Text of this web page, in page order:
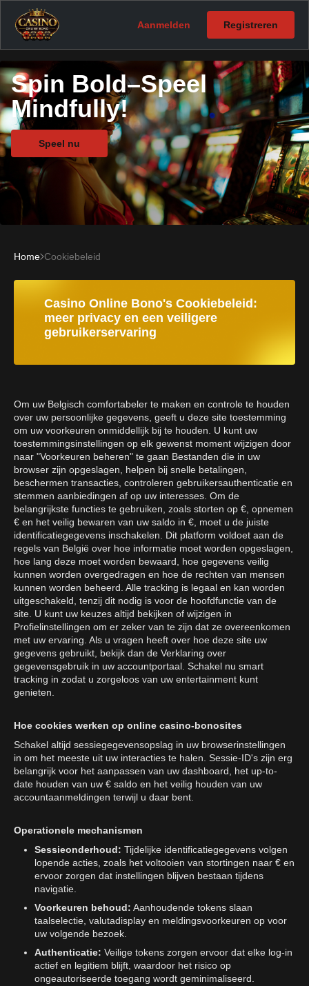
Aanmelden Registreren
Spin Bold–Speel
Mindfully!
Speel nu
Home Cookiebeleid
Casino Online Bono's Cookiebeleid:
meer privacy en een veiligere
gebruikerservaring
Om uw Belgisch comfortabeler te maken en controle te houden
over uw persoonlijke gegevens, geeft u deze site toestemming
om uw voorkeuren onmiddellijk bij te houden. U kunt uw
toestemmingsinstellingen op elk gewenst moment wijzigen door
naar "Voorkeuren beheren" te gaan Bestanden die in uw
browser zijn opgeslagen, helpen bij snelle betalingen,
beschermen transacties, controleren gebruikersauthenticatie en
stemmen aanbiedingen af op uw interesses. Om de
belangrijkste functies te gebruiken, zoals storten op €, opnemen
€ en het veilig bewaren van uw saldo in €, moet u de juiste
identificatiegegevens inschakelen. Dit platform voldoet aan de
regels van België over hoe informatie moet worden opgeslagen,
hoe lang deze moet worden bewaard, hoe gegevens veilig
kunnen worden overgedragen en hoe de rechten van mensen
kunnen worden beheerd. Alle tracking is legaal en kan worden
uitgeschakeld, tenzij dit nodig is voor de hoofdfunctie van de
site. U kunt uw keuzes altijd bekijken of wijzigen in
Profielinstellingen om er zeker van te zijn dat ze overeenkomen
met uw ervaring. Als u vragen heeft over hoe deze site uw
gegevens gebruikt, bekijk dan de Verklaring over
gegevensgebruik in uw accountportaal. Schakel nu smart
tracking in zodat u zorgeloos van uw entertainment kunt
genieten.
Hoe cookies werken op online casino-bonosites
Schakel altijd sessiegegevensopslag in uw browserinstellingen
in om het meeste uit uw interacties te halen. Sessie-ID's zijn erg
belangrijk voor het aanpassen van uw dashboard, het up-to-
date houden van uw € saldo en het veilig houden van uw
accountaanmeldingen terwijl u daar bent.
Operationele mechanismen
Sessieonderhoud: Tijdelijke identificatiegegevens volgen
lopende acties, zoals het voltooien van stortingen naar € en
ervoor zorgen dat instellingen blijven bestaan tijdens
navigatie.
Voorkeuren behoud: Aanhoudende tokens slaan
taalselectie, valutadisplay en meldingsvoorkeuren op voor
uw volgende bezoek.
Authenticatie: Veilige tokens zorgen ervoor dat elke log-in
actief en legitiem blijft, waardoor het risico op
ongeautoriseerde toegang wordt geminimaliseerd.